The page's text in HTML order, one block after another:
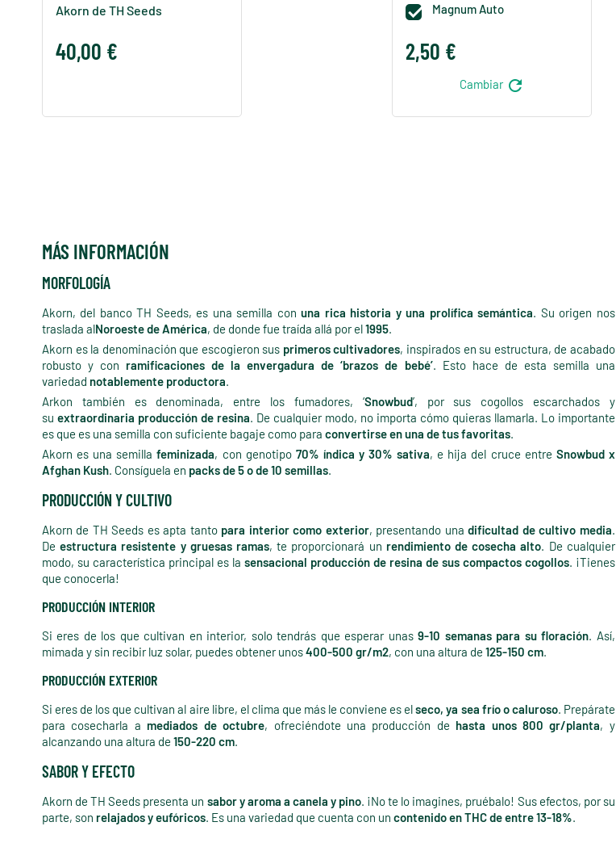
Akorn de TH Seeds
40,00 €
 Magnum Auto
2,50 €
Cambiar refresh
MÁS INFORMACIÓN
MORFOLOGÍA
Akorn, del banco TH Seeds, es una semilla conuna rica historia y una prolífica semántica. Su origen nos
traslada alNoroeste de América, de donde fue traída allá por el1995.
Akorn es la denominación que escogieron sus primeros cultivadores, inspirados en su estructura, de acabado
robusto y con ramificaciones de la envergadura de ‘brazos de bebé’. Esto hace de esta semilla una
variedad notablemente productora.
Arkon también es denominada, entre los fumadores, ‘Snowbud’, por sus cogollos escarchados y
su extraordinaria producción de resina. De cualquier modo, no importa cómo quieras llamarla. Lo importante
es que es una semilla con suficiente bagaje como para convertirse en una de tus favoritas.
Akorn es una semillafeminizada, con genotipo 70% índica y 30% sativa, e hija del cruce entre Snowbud x
Afghan Kush. Consíguela en packs de 5 o de 10 semillas.
PRODUCCIÓN Y CULTIVO
Akorn de TH Seeds es apta tanto para interior como exterior, presentando unadificultad de cultivo media.
Deestructura resistente y gruesas ramas, te proporcionará un rendimiento de cosecha alto. De cualquier
modo, su característica principal es la sensacional producción de resina de sus compactos cogollos. ¡Tienes
que conocerla!
PRODUCCIÓN INTERIOR
Si eres de los que cultivan en interior, solo tendrás que esperar unas9-10 semanas para su floración. Así,
mimada y sin recibir luz solar, puedes obtener unos400-500 gr/m2, con una altura de 125-150 cm.
PRODUCCIÓN EXTERIOR
Si eres de los que cultivan al aire libre, el clima que más le conviene es elseco, ya sea frío o caluroso. Prepárate
para cosecharla a mediados de octubre, ofreciéndote una producción de hasta unos 800 gr/planta, y
alcanzando una altura de 150-220 cm.
SABOR Y EFECTO
Akorn de TH Seeds presenta un sabor y aroma a canela y pino. ¡No te lo imagines, pruébalo! Sus efectos, por su
parte, son relajados y eufóricos. Es una variedad que cuenta con un contenido en THC de entre 13-18%.